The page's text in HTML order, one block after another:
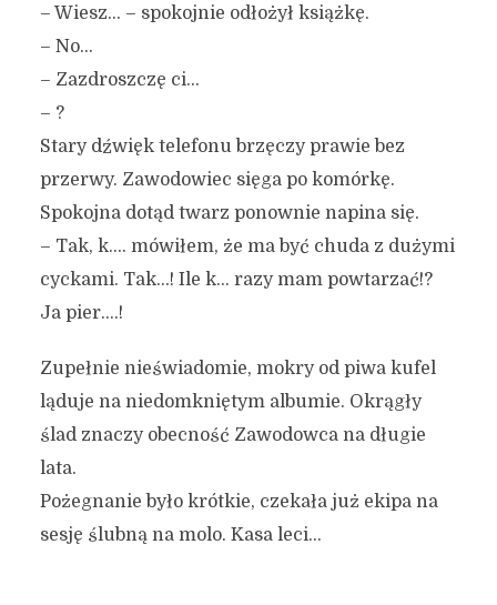
– Wiesz… – spokojnie odłożył książkę.
– No…
– Zazdroszczę ci…
– ?
Stary dźwięk telefonu brzęczy prawie bez
przerwy. Zawodowiec sięga po komórkę.
Spokojna dotąd twarz ponownie napina się.
– Tak, k…. mówiłem, że ma być chuda z dużymi
cyckami. Tak…! Ile k… razy mam powtarzać!?
Ja pier….!
Zupełnie nieświadomie, mokry od piwa kufel
ląduje na niedomkniętym albumie. Okrągły
ślad znaczy obecność Zawodowca na długie
lata.
Pożegnanie było krótkie, czekała już ekipa na
sesję ślubną na molo. Kasa leci…